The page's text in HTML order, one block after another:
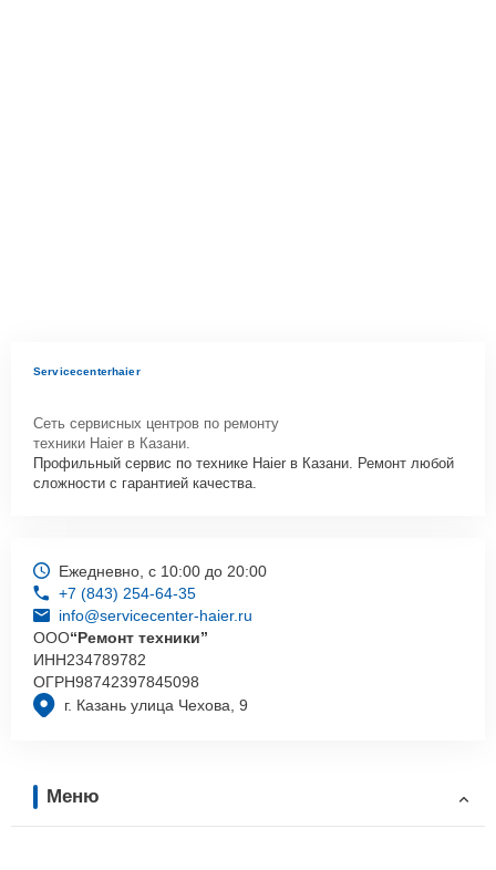
Servicecenterhaier
Сеть сервисных центров по ремонту
техники Haier в Казани.
Профильный сервис по технике Haier в Казани. Ремонт любой
сложности с гарантией качества.
г. Казань улица Чехова, 9
Ежедневно, с 10:00 до 20:00
+7 (843) 254-64-35
info@servicecenter-haier.ru
ООО“Ремонт техники”
ИНН234789782
ОГРН98742397845098
Меню